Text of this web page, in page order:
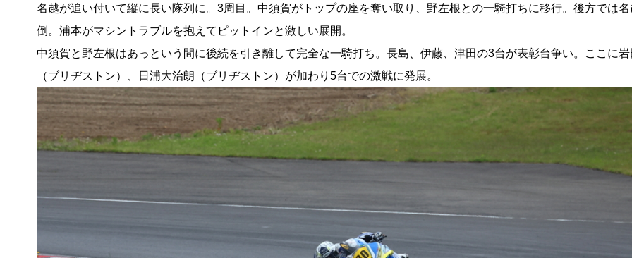
名越が追い付いて縦に長い隊列に。3周目。中須賀がトップの座を奪い取り、野左根との一騎打ちに移行。後方では
倒。浦本がマシントラブルを抱えてピットインと激しい展開。
中須賀と野左根はあっという間に後続を引き離して完全な一騎打ち。長島、伊藤、津田の3台が表彰台争い。ここに
（ブリヂストン）、日浦大治朗（ブリヂストン）が加わり5台での激戦に発展。